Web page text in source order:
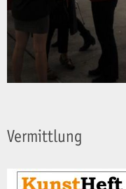
Vermittlung